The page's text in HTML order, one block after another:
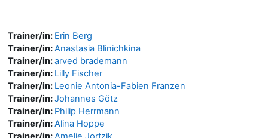
Trainer/in: Erin Berg
Trainer/in:Anastasia Blinichkina
Trainer/in:arved brademann
Trainer/in: Lilly Fischer
Trainer/in: Leonie Antonia-Fabien Franzen
Trainer/in:Johannes Götz
Trainer/in: Philip Herrmann
Trainer/in:Alina Hoppe